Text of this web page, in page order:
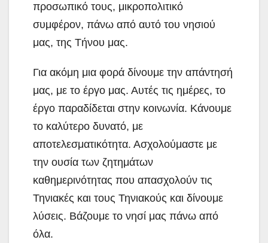
προσωπικό τους, μικροπολιτικό
συμφέρον, πάνω από αυτό του νησιού
μας, της Τήνου μας.
Για ακόμη μια φορά δίνουμε την απάντησή
μας, με το έργο μας. Αυτές τις ημέρες, το
έργο παραδίδεται στην κοινωνία. Κάνουμε
το καλύτερο δυνατό, με
αποτελεσματικότητα. Ασχολούμαστε με
την ουσία των ζητημάτων
καθημερινότητας που απασχολούν τις
Τηνιακές και τους Τηνιακούς και δίνουμε
λύσεις. Βάζουμε το νησί μας πάνω από
όλα.